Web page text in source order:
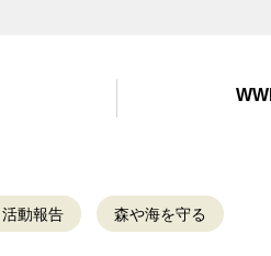
活動報告 森や海を守る